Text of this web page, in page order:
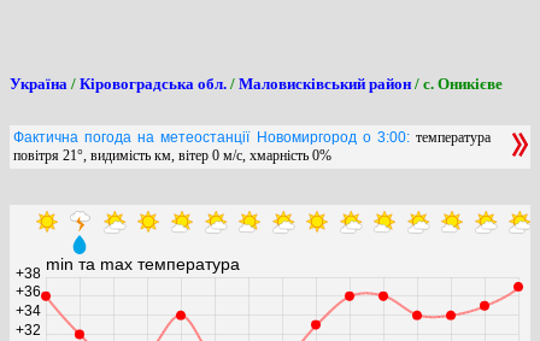
Україна / Кіровоградська обл. / Маловисківський район / с. Оникієве
Фактична погода на метеостанції Новомиргород о 3:00:температура
повітря 21°, видимість км, вітер 0 м/с, хмарність 0%
min та max температура
+32
+34
+36
+38